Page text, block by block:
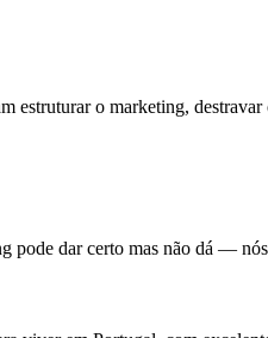
estruturar o marketing,
pode dar certo mas não dá —